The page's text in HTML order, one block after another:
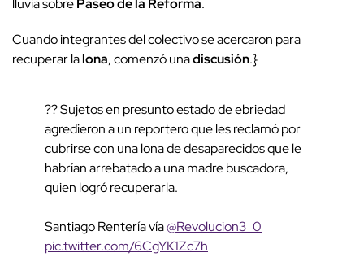
lluvia sobrePaseo de la Reforma.
Cuando integrantes del colectivo se acercaron para
recuperar lalona, comenzó unadiscusión.}
?? Sujetos en presunto estado de ebriedad
agredieron a un reportero que les reclamó por
cubrirse con una lona de desaparecidos que le
habrían arrebatado a una madre buscadora,
quien logró recuperarla.
Santiago Rentería vía@Revolucion3_0
pic.twitter.com/6CgYK1Zc7h